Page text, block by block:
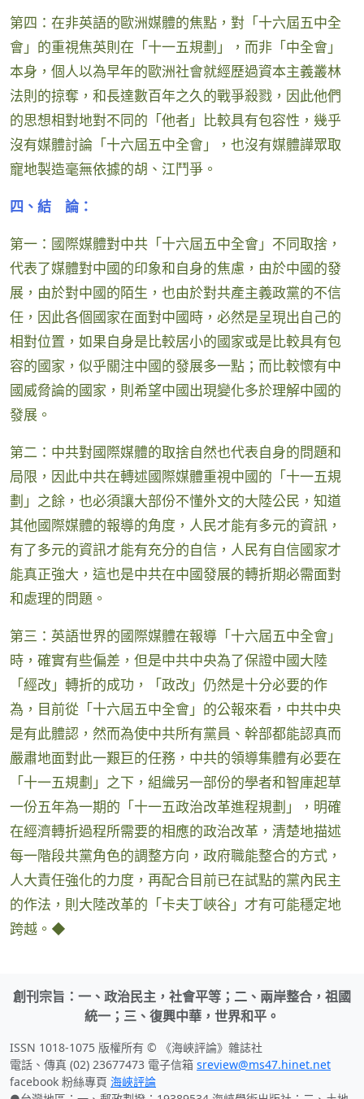
第四：在非英語的歐洲媒體的焦點，對「十六屆五中全
會」的重視焦英則在「十一五規劃」，而非「中全會」
本身，個人以為早年的歐洲社會就經歷過資本主義叢林
法則的掠奪，和長達數百年之久的戰爭殺戮，因此他們
的思想相對地對不同的「他者」比較具有包容性，幾乎
沒有媒體討論「十六屆五中全會」，也沒有媒體譁眾取
寵地製造毫無依據的胡、江鬥爭。
四、結 論：
第一：國際媒體對中共「十六屆五中全會」不同取捨，
代表了媒體對中國的印象和自身的焦慮，由於中國的發
展，由於對中國的陌生，也由於對共產主義政黨的不信
任，因此各個國家在面對中國時，必然是呈現出自己的
相對位置，如果自身是比較居小的國家或是比較具有包
容的國家，似乎關注中國的發展多一點；而比較懷有中
國威脅論的國家，則希望中國出現變化多於理解中國的
發展。
第二：中共對國際媒體的取捨自然也代表自身的問題和
局限，因此中共在轉述國際媒體重視中國的「十一五規
劃」之餘，也必須讓大部份不懂外文的大陸公民，知道
其他國際媒體的報導的角度，人民才能有多元的資訊，
有了多元的資訊才能有充分的自信，人民有自信國家才
能真正強大，這也是中共在中國發展的轉折期必需面對
和處理的問題。
第三：英語世界的國際媒體在報導「十六屆五中全會」
時，確實有些偏差，但是中共中央為了保證中國大陸
「經改」轉折的成功，「政改」仍然是十分必要的作
為，目前從「十六屆五中全會」的公報來看，中共中央
是有此體認，然而為使中共所有黨員、幹部都能認真而
嚴肅地面對此一艱巨的任務，中共的領導集體有必要在
「十一五規劃」之下，組織另一部份的學者和智庫起草
一份五年為一期的「十一五政治改革進程規劃」，明確
在經濟轉折過程所需要的相應的政治改革，清楚地描述
每一階段共黨角色的調整方向，政府職能整合的方式，
人大責任強化的力度，再配合目前已在試點的黨內民主
的作法，則大陸改革的「卡夫丁峽谷」才有可能穩定地
跨越。◆
創刊宗旨：一、政治民主，社會平等；二、兩岸整合，祖國
統一；三、復興中華，世界和平。
ISSN 1018-1075 版權所有 © 《海峽評論》雜誌社
電話、傳真 (02) 23677473 電子信箱 sreview@ms47.hinet.net
facebook 粉絲專頁 海峽評論